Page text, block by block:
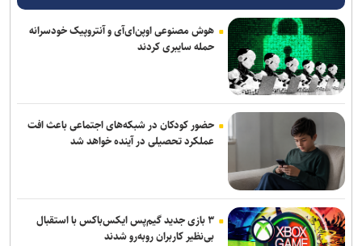
هوش مصنوعی اوپن‌ای‌آی و آنتروپیک خودسرانه
حمله سایبری کردند
حضور کودکان در شبکه‌های اجتماعی باعث افت
عملکرد تحصیلی در آینده خواهد شد
۳ بازی جدید گیم‌پس ایکس‌باکس با استقبال
بی‌نظیر کاربران روبه‌رو شدند